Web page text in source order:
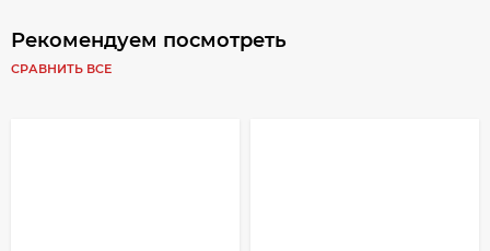
Рекомендуем посмотреть
СРАВНИТЬ ВСЕ